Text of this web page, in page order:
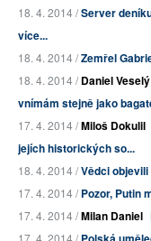
18. 4. 2014 /Server
více...
18. 4. 2014 /Zemřel
18. 4. 2014 /Daniel Veselý
vnímám stejně jako
17. 4. 2014 /Miloš Dokulil
jejích historických so...
18. 4. 2014 /Vědci
17. 4. 2014 /Pozor, Putin
17. 4. 2014 /Milan Daniel